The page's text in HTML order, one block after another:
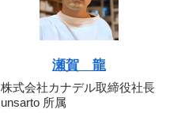
瀬賀 龍
株式会社カナデル取締役社長
unsarto 所属